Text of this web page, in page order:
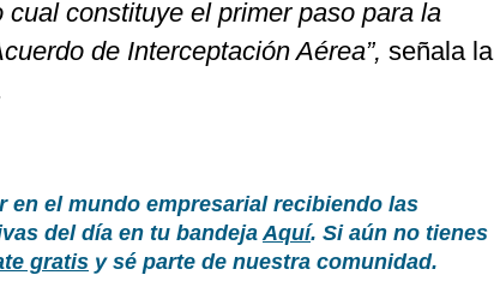
cual constituye el primer paso para la
de Interceptación Aérea”, señala la
en el mundo empresarial recibiendo las
del día en tu bandejaAquí. Si aún no tienes
gratis y sé parte de nuestra comunidad.